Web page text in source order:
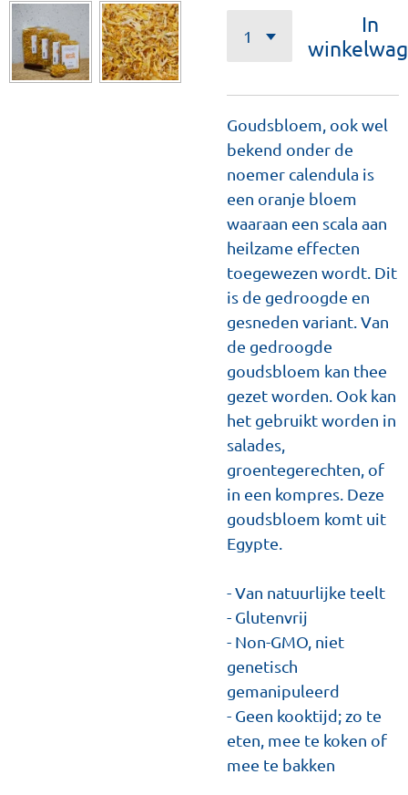
In
Goudsbloem, ook wel
bekend onder de
noemer calendula is
een oranje bloem
waaraan een scala aan
heilzame effecten
toegewezen wordt. Dit
is de gedroogde en
gesneden variant. Van
de gedroogde
goudsbloem kan thee
gezet worden. Ook kan
het gebruikt worden in
salades,
groentegerechten, of
in een kompres. Deze
goudsbloem komt uit
Egypte.
- Van natuurlijke teelt
- Glutenvrij
- Non-GMO, niet
genetisch
gemanipuleerd
- Geen kooktijd; zo te
eten, mee te koken of
mee te bakken